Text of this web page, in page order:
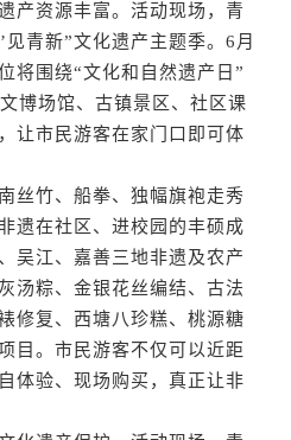
资源丰富。活动现场，青
见青新”文化遗产主题季。6月
将围绕“文化和自然遗产日”
博场馆、古镇景区、社区课
让市民游客在家门口即可体
竹、船拳、独幅旗袍走秀
遗在社区、进校园的丰硕成
吴江、嘉善三地非遗及农产
汤粽、金银花丝编结、古法
修复、西塘八珍糕、桃源糖
目。市民游客不仅可以近距
体验、现场购买，真正让非